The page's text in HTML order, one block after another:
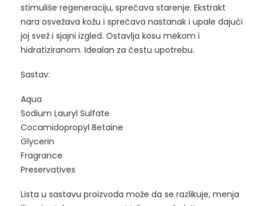
stimuliše regeneraciju, sprečava starenje. Ekstrakt
nara osvežava kožu i sprečava nastanak i upale dajući
joj svež i sjajni izgled. Ostavlja kosu mekom i
hidratiziranom. Idealan za čestu upotrebu.
Sastav:
Aqua
Sodium Lauryl Sulfate
Cocamidopropyl Betaine
Glycerin
Fragrance
Preservatives
Lista u sastavu proizvoda može da se razlikuje, menja